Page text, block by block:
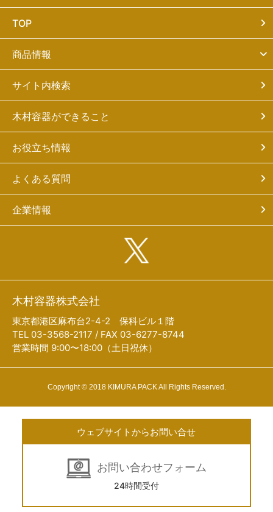
TOP
商品情報
サイト内検索
木村容器ができること
お役立ち情報
よくある質問
企業情報
木村容器株式会社
東京都港区麻布台2-4-2 保科ビル１階
TEL 03-3568-2117 / FAX 03-6277-8744
営業時間 9:00〜18:00（土日祝休）
Copyright © 2018 KIMURA PACK All Rights Reserved.
ウェブサイトからお問い合せ
お問い合わせフォーム
24時間受付